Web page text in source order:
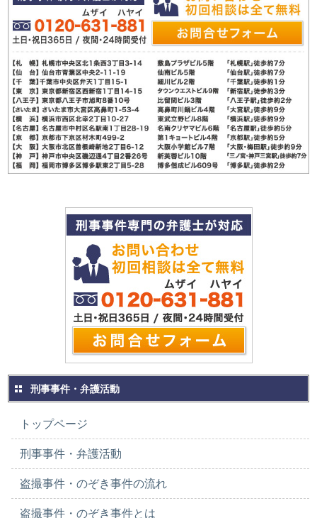
刑事事件・弁護活動
トップページ
刑事事件・弁護活動
盗撮事件・のぞき事件の流れ
盗撮事件・のぞき事件とは